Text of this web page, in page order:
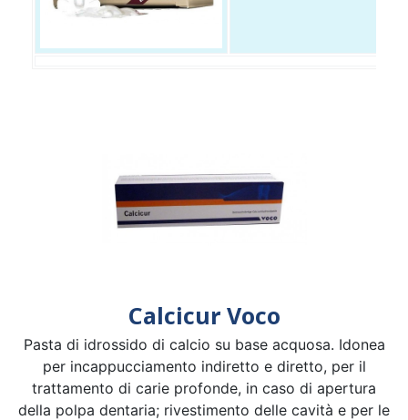
Calcicur Voco
Pasta di idrossido di calcio su base acquosa. Idonea
per incappucciamento indiretto e diretto, per il
trattamento di carie profonde, in caso di apertura
della polpa dentaria; rivestimento delle cavità e per le